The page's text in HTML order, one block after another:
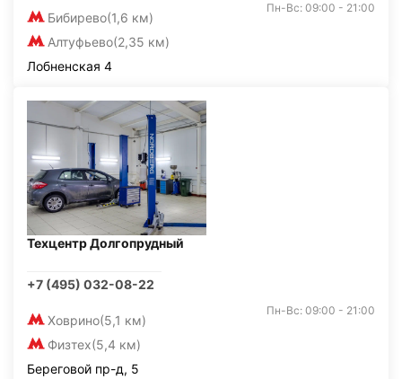
Бибирево(1,6 км)
Алтуфьево(2,35 км)
Пн-Вс: 09:00 - 21:00
Лобненская 4
Техцентр Долгопрудный
+7 (495) 032-08-22
Ховрино(5,1 км)
Физтех(5,4 км)
Пн-Вс: 09:00 - 21:00
Береговой пр-д, 5